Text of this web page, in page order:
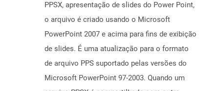
PPSX, apresentação de slides do Power Point,
o arquivo é criado usando o Microsoft
PowerPoint 2007 e acima para fins de exibição
de slides. É uma atualização para o formato
de arquivo PPS suportado pelas versões do
Microsoft PowerPoint 97-2003. Quando um